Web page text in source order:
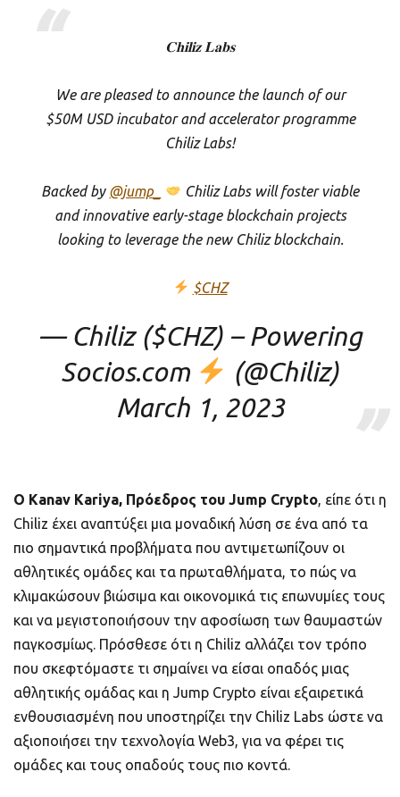
𝐂𝐡𝐢𝐥𝐢𝐳 𝐋𝐚𝐛𝐬
We are pleased to announce the launch of our
$50M USD incubator and accelerator programme
Chiliz Labs!
Backed by @jump_
Chiliz Labs will foster viable
and innovative early-stage blockchain projects
looking to leverage the new Chiliz blockchain.
$CHZ
— Chiliz ($CHZ) – Powering
Socios.com
(@Chiliz)
March 1, 2023
Ο Kanav Kariya, Πρόεδρος του Jump Crypto, είπε ότι η
Chiliz έχει αναπτύξει μια μοναδική λύση σε ένα από τα
πιο σημαντικά προβλήματα που αντιμετωπίζουν οι
αθλητικές ομάδες και τα πρωταθλήματα, το πώς να
κλιμακώσουν βιώσιμα και οικονομικά τις επωνυμίες τους
και να μεγιστοποιήσουν την αφοσίωση των θαυμαστών
παγκοσμίως. Πρόσθεσε ότι η Chiliz αλλάζει τον τρόπο
που σκεφτόμαστε τι σημαίνει να είσαι οπαδός μιας
αθλητικής ομάδας και η Jump Crypto είναι εξαιρετικά
ενθουσιασμένη που υποστηρίζει την Chiliz Labs ώστε να
αξιοποιήσει την τεχνολογία Web3, για να φέρει τις
ομάδες και τους οπαδούς τους πιο κοντά.